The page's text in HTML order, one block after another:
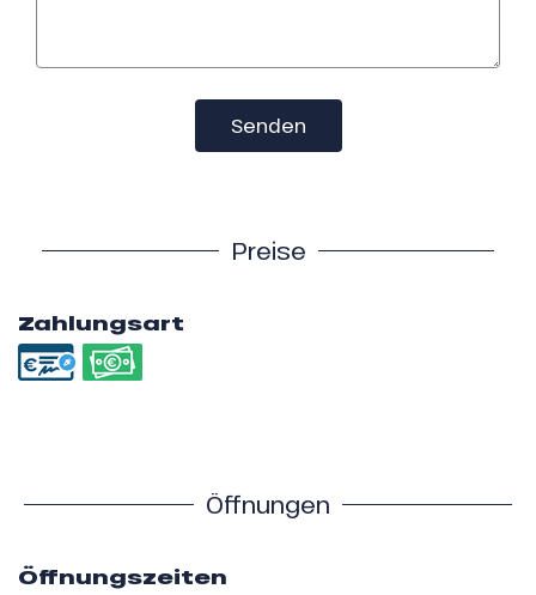
Senden
Preise
Zahlungsart
Öffnungen
Öffnungszeiten